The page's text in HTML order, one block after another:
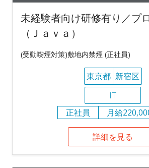
未経験者向け研修有り／プ
（Ｊａｖａ）
(受動喫煙対策)敷地内禁煙 (正社員)
東京都 新宿区
IT
正社員
月給
詳細を見る